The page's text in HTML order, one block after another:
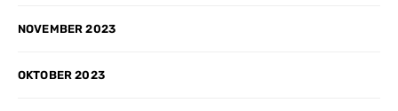
NOVEMBER 2023
OKTOBER 2023